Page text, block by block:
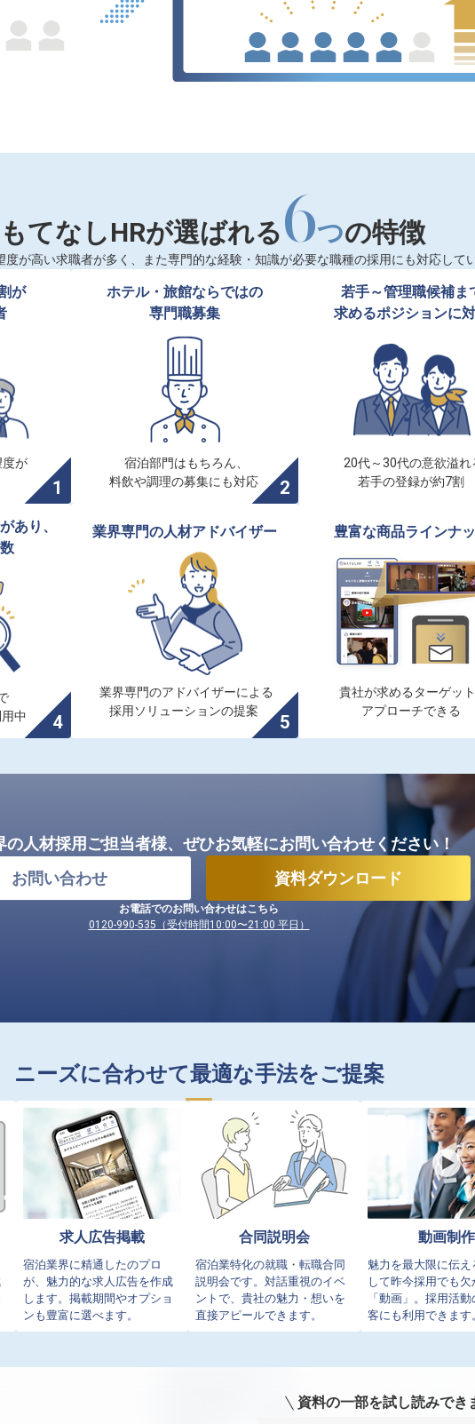
てなしHRが選ばれる6つの特徴
が高い求職者が多く、また専門的な経験・知識が必要な職種の採用にも対応してい
が
が
ホテル・旅館ならではの
専門職募集
宿泊部門はもちろん、
料飲や調理の募集にも対応
若手～管理職候補ま
求めるポジションに
20代～30代の意欲溢れ
若手の登録が約7割
あり、
中
業界専門の人材アドバイザー
業界専門のアドバイザーによる
採用ソリューションの提案
豊富な商品ラインナ
貴社が求めるターゲッ
アプローチできる
の人材採用ご担当者様、 ぜひお気軽にお問い合わせください！
お問い合わせ
資料ダウンロード
お電話でのお問い合わせはこちら
0120-990-535（受付時間10:00〜21:00 平日）
ニーズに合わせて最適な手法をご提案
求人広告掲載
宿泊業界に精通したのプロ
が、魅力的な求人広告を作成
します。掲載期間やオプショ
ンも豊富に選べます。
合同説明会
宿泊業特化の就職・転職合同
説明会です。対話重視のイベ
ントで、貴社の魅力・想いを
直接アピールできます。
動画制作
魅力を最大限に伝え
して昨今採用でも欠
「動画」。採用活
客にも利用できます
資料の一部を試し読みでき